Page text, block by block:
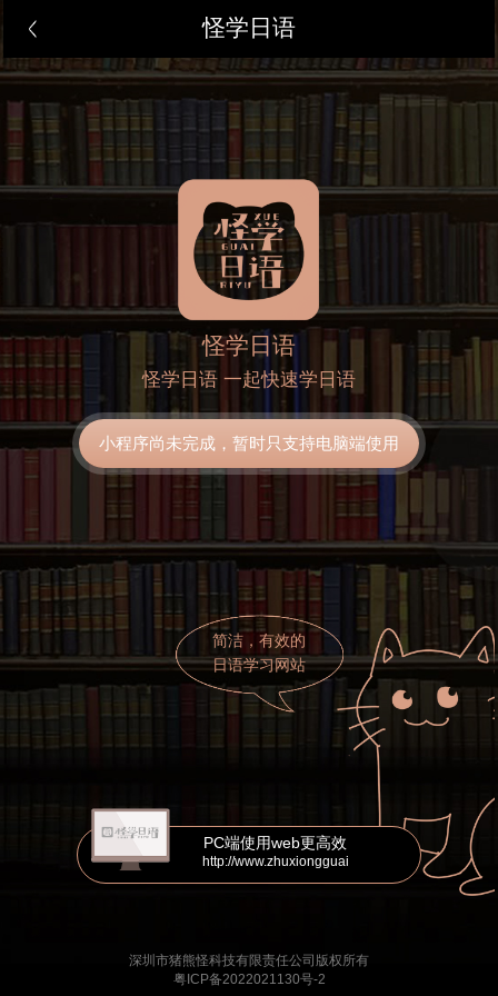
怪学日语
怪学日语
怪学日语 一起快速学日语
小程序尚未完成，暂时只支持电脑端使用
简洁，有效的
日语学习网站
PC端使用web更高效
http://www.zhuxiongguai
深圳市猪熊怪科技有限责任公司版权所有
粤ICP备2022021130号-2